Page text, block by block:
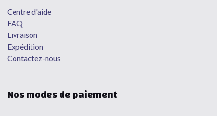
Centre d'aide
FAQ
Livraison
Expédition
Contactez-nous
Nos modes de paiement